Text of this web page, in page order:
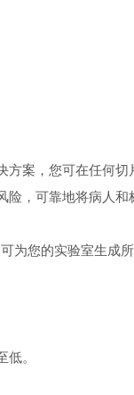
案，您可在任何切
，可靠地将病人和
您的实验室生成所
。